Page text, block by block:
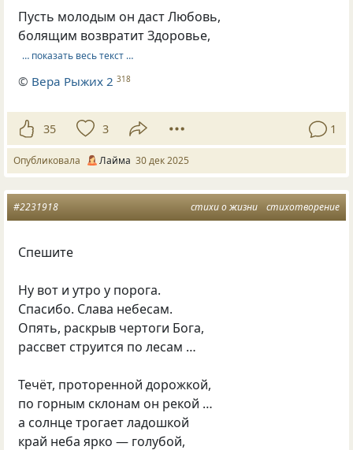
Пусть молодым он даст Любовь,
болящим возвратит Здоровье,
… показать весь текст …
© Вера Рыжих 2 318
35 3 1
Опубликовала Лайма 30 дек 2025
стихи о жизни стихотворение
#2231918
Спешите
Ну вот и утро у порога.
Спасибо. Слава небесам.
Опять, раскрыв чертоги Бога,
рассвет струится по лесам …
Течёт, проторенной дорожкой,
по горным склонам он рекой …
а солнце трогает ладошкой
край неба ярко — голубой,